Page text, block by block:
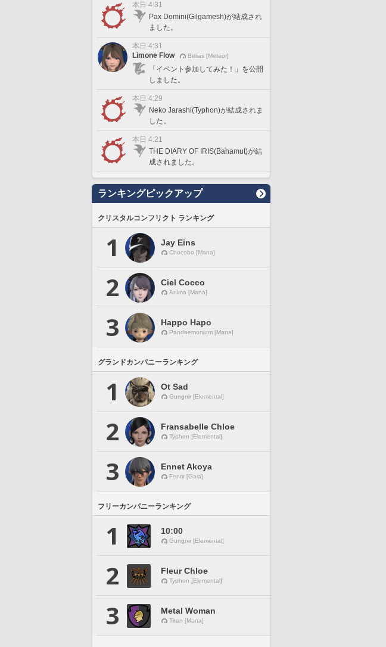
本日 4:31
Pax Domini(Gilgamesh)が結成され
ました。
本日 4:31
Limone Flow
Belias [Meteor]
「イベント参加してみた！」を公開
しました。
本日 4:29
Neko Jarashi(Typhon)が結成されま
した。
本日 4:21
THE DIARY OF IRIS(Bahamut)が結
成されました。
ランキングピックアップ
クリスタルコンフリクト ランキング
1 Jay Eins
Chocobo [Mana]
2 Ciel Cocco
Anima [Mana]
3 Happo Hapo
Pandaemonium [Mana]
グランドカンパニーランキング
1 Ot Sad
Gungnir [Elemental]
2 Fransabelle Chloe
Typhon [Elemental]
3 Ennet Akoya
Fenrir [Gaia]
フリーカンパニーランキング
1 10:00
Gungnir [Elemental]
2 Fleur Chloe
Typhon [Elemental]
3 Metal Woman
Titan [Mana]